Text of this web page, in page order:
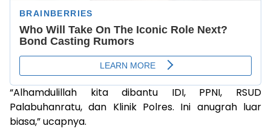
“Alhamdulillah kita dibantu IDI, PPNI, RSUD
Palabuhanratu, dan Klinik Polres. Ini anugrah luar
biasa,” ucapnya.